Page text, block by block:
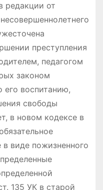
редакции от
преступления
педагогом
законом
его воспитанию,
свободы
в новом кодексе в
в виде пожизненного
135 УК в старой